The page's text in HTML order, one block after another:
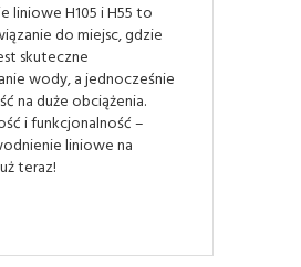
liniowe H105 i H55 to
do miejsc, gdzie
skuteczne
wody, a jednocześnie
na duże obciążenia.
i funkcjonalność –
liniowe na
teraz!